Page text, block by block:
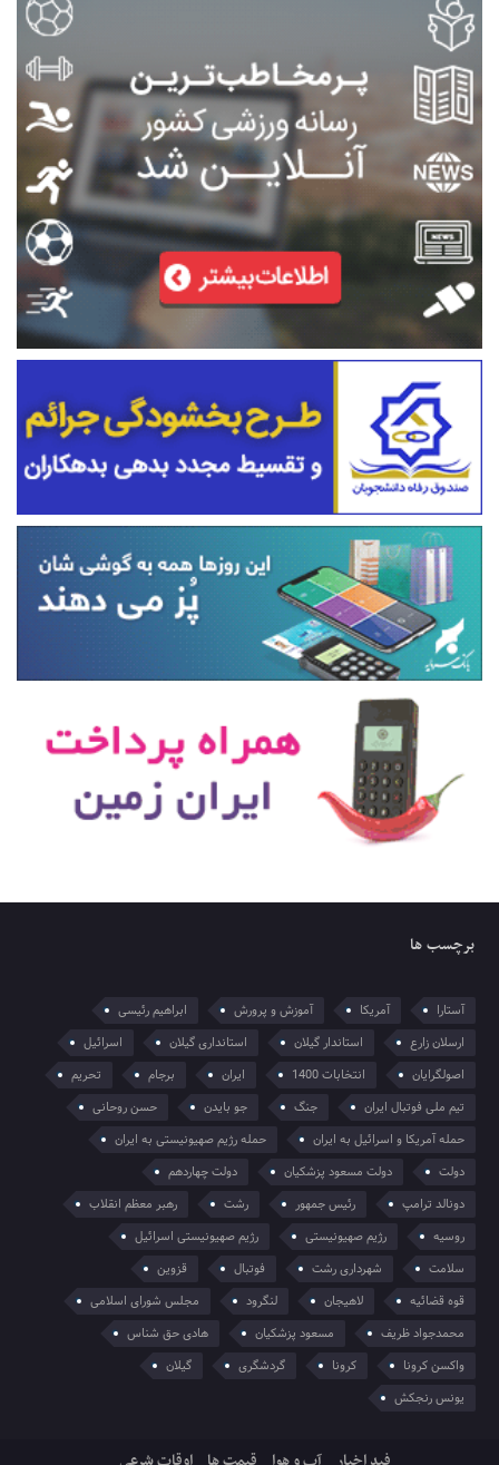
برچسب ها
آستارا آمریکا آموزش و پرورش
ابراهیم رئیسی
ارسلان زارع
استاندار گیلان استانداری گیلان
اسرائیل
اصولگرایان
انتخابات 1400 ایران برجام
تحریم
تیم ملی فوتبال ایران
جنگ جو بایدن
حسن روحانی
حمله آمریکا و اسرائیل به ایران
حمله رژیم صهیونیستی به ایران
دولت
دولت مسعود پزشکیان
دولت چهاردهم
دونالد ترامپ
رئیس جمهور رشت
رهبر معظم انقلاب
روسیه
رژیم صهیونیستی
رژیم صهیونیستی اسرائیل
سلامت
شهرداری رشت فوتبال
قزوین
قوه قضائیه
لاهیجان لنگرود
مجلس شورای اسلامی
محمدجواد ظریف
مسعود پزشکیان
هادی حق شناس
واکسن کرونا
کرونا گردشگری
گیلان
یونس رنجکش